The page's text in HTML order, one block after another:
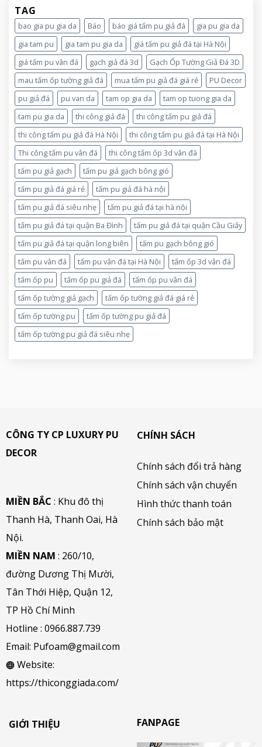
TAG
bao gia pu gia da Báo báo giá tấm pu giả đá
gia pu gia da
gia tam pu
gia tam pu gia da
giá tấm pu giả đá tại Hà Nội
giá tấm pu vân đá
gạch giả đá 3d
Gạch Ốp Tường Giả Đá 3D
mau tấm ốp tường giả đá
mua tấm pu giả đá giá rẻ
PU Decor
pu giả đá
pu van da tam op gia da
tam op tuong gia da
tam pu gia da
thi công giả đá
thi công tấm pu giả đá
thi công tấm pu giả đá Hà Nội
thi công tấm pu giả đá tại Hà Nội
Thi công tấm pu vân đá
thi công tấm ốp 3d vân đá
tấm pu giả gạch
tấm pu giả gạch bông gió
tấm pu giả đá giá rẻ
tấm pu giả đá hà nội
tấm pu giả đá siêu nhẹ
tấm pu giả đá tại hà nội
tấm pu giả đá tại quận Ba Đình
tấm pu giả đá tại quận Cầu Giấy
tấm pu giả đá tại quận long biên
tấm pu gạch bông gió
tấm pu vân đá
tấm pu vân đá tại Hà Nội
tấm ốp 3d vân đá
tấm ốp pu
tấm ốp pu giả đá
tấm ốp pu vân đá
tấm ốp tường giả gạch
tấm ốp tường giả đá giá rẻ
tấm ốp tường pu
tấm ốp tường pu giả đá
tấm ốp tường pu giả đá siêu nhẹ
CÔNG TY CP LUXURY PU
DECOR
MIỀN BẮC : Khu đô thị
Thanh Hà, Thanh Oai, Hà
Nội.
MIỀN NAM : 260/10,
đường Dương Thị Mười,
Tân Thới Hiệp, Quận 12,
TP Hồ Chí Minh
Hotline : 0966.887.739
Email: Pufoam@gmail.com
Website:
https://thiconggiada.com/
CHÍNH SÁCH
Chính sách đổi trả hàng
Chính sách vận chuyển
Hình thức thanh toán
Chính sách bảo mật
GIỚI THIỆU FANPAGE